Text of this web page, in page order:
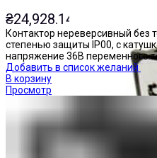
₴24,928.14
Контактор нереверсивный без
степенью защиты IP00, с
напряжение 36В переменного
Добавить в список желаний
В корзину
Просмотр